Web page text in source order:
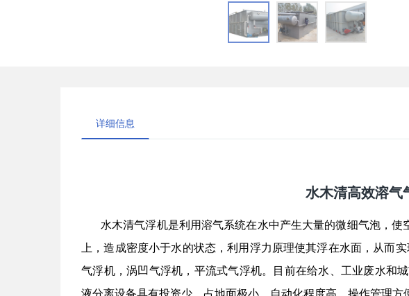
详细信息
水木清高效溶气
水木清气浮机是利用溶气系统在水中产生大量的微细气泡，
上，造成密度小于水的状态，利用浮力原理使其浮在水面，从而
气浮机，涡凹气浮机，平流式气浮机。目前在给水、工业废水和
液分离设备具有投资少、占地面极小、自动化程度高、操作管理方